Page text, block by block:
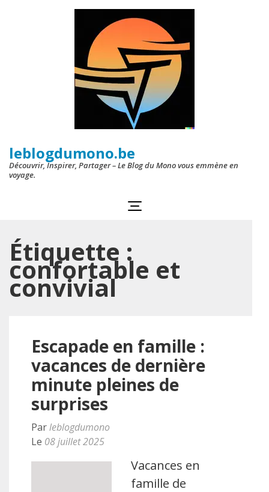
leblogdumono.be
Découvrir, Inspirer, Partager – Le Blog du Mono vous emmène en
voyage.
Étiquette :
confortable et
convivial
Escapade en famille :
vacances de dernière
minute pleines de
surprises
Parleblogdumono
Le 08 juillet 2025
Vacances en
famille de